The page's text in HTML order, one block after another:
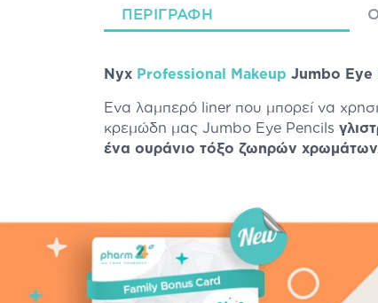
ΠΕΡΙΓΡΑΦΉ
Nyx Professional Makeup Jumbo Eye
Ένα λαμπερό liner που μπορεί να
κρεμώδη μας Jumbo Eye Pencils
ένα ουράνιο τόξο ζωηρών